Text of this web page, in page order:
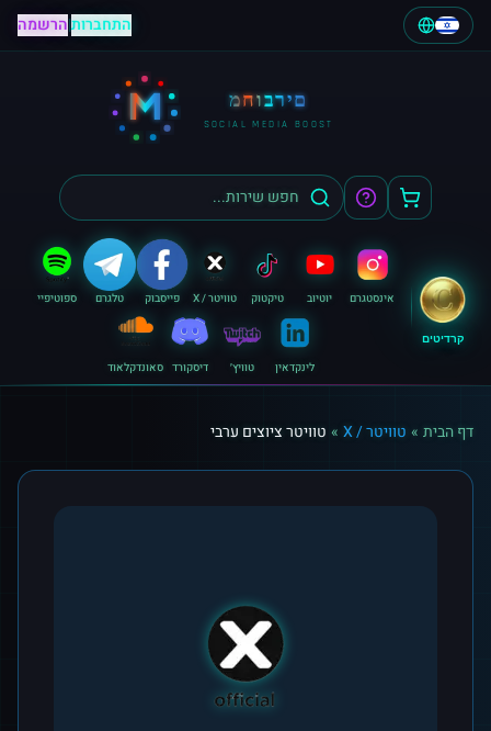
התחברות|הרשמה
M מחוברים
SOCIAL MEDIA BOOST
קרדיטים
אינסטגרם יוטיוב טיקטוק טוויטר / X פייסבוק טלגרם ספוטיפיי
לינקדאין טוויץ׳ דיסקורד סאונדקלאוד
דף הבית » טוויטר / X » טוויטר ציוצים ערבי